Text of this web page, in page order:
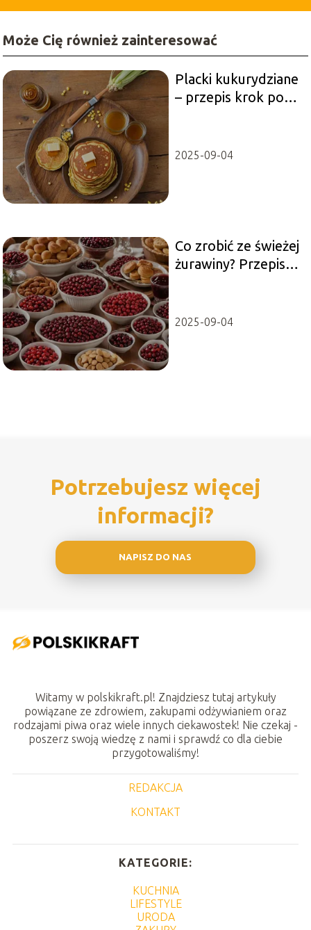
Może Cię również zainteresować
Placki kukurydziane
– przepis krok po
2025-09-04
Co zrobić ze świeżej
żurawiny? Przepisy
2025-09-04
Potrzebujesz więcej
informacji?
NAPISZ DO NAS
Witamy w polskikraft.pl! Znajdziesz tutaj artykuły
powiązane ze zdrowiem, zakupami odżywianiem oraz
rodzajami piwa oraz wiele innych ciekawostek! Nie czekaj -
poszerz swoją wiedzę z nami i sprawdź co dla ciebie
przygotowaliśmy!
REDAKCJA
KONTAKT
KATEGORIE:
KUCHNIA
LIFESTYLE
URODA